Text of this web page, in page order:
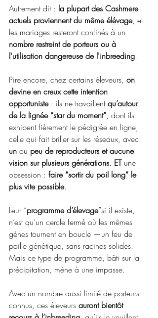
Autrement dit : la plupart des Cashmere
actuels proviennent du même élévage, et
les mariages resteront confinés à un
nombre restreint de porteurs ou à
l'utilisation dangereuse de l'inbreeding.
Pire encore, chez certains éleveurs, on
devine en creux cette intention
opportuniste : ils ne travaillent qu’autour
de la lignée “star du moment”, dont ils
exhibent fièrement le pédigrée en ligne,
celle qui fait briller sur les réseaux, avec
un ou peu de reproducteurs et aucune
vision sur plusieurs générations. ET une
obsession : faire “sortir du poil long” le
plus vite possible.
Leur “programme d’élevage”si il existe,
n’est qu’un cercle fermé où les mêmes
gènes tournent en boucle —un feu de
paille génétique, sans racines solides.
Mais ce type de programme, bâti sur la
précipitation, mène à une impasse.
Avec un nombre aussi limité de porteurs
connus, ces éleveurs auront bientôt